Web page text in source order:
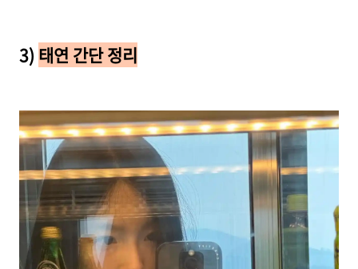
3) 태연 간단 정리